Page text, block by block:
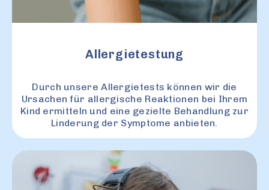
Allergietestung
Durch unsere Allergietests können wir die
Ursachen für allergische Reaktionen bei Ihrem
Kind ermitteln und eine gezielte Behandlung zur
Linderung der Symptome anbieten.